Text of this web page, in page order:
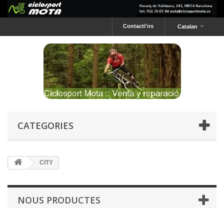
Catalan
Contacti'ns
CATEGORIES
CITY
NOUS PRODUCTES